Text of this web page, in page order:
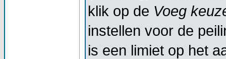
klik op de Voeg
instellen voor de
is een limiet op het